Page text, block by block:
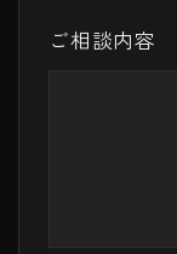
ご相談内容